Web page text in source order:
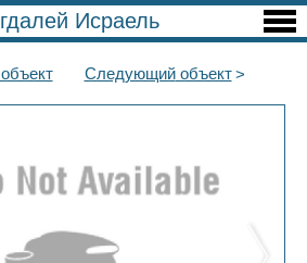
Исраель
Следующийобъект